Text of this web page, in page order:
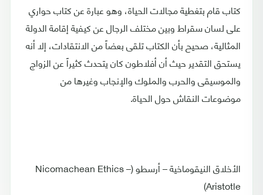
كتاب قام بتغطية مجالات الحياة، وهو عبارة عن كتاب حواري
على لسان سقراط وبين مختلف الرجال عن كيفية إقامة الدولة
المثالية، صحيح بأن الكتاب تلقى بعضاً من الانتقادات، إلا أنه
يستحق التقدير حيث أن أفلاطون كان يتحدث كثيراً عن الزواج
والموسيقى والحرب والملوك والإنجاب وغيرها من
موضوعات النقاش حول الحياة.
الأخلاق النيقوماخية – أرسطو (Nicomachean Ethics –
Aristotle)